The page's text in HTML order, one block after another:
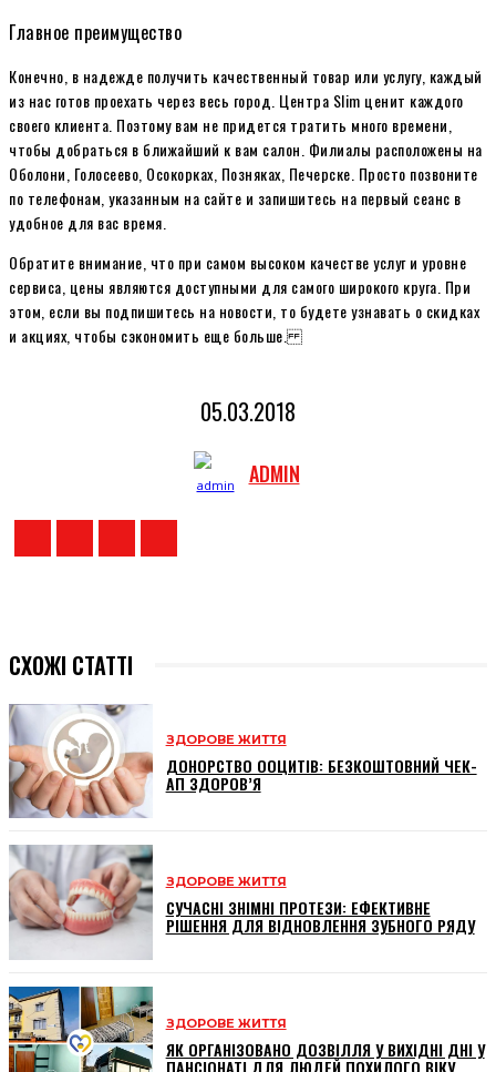
Главное преимущество
Конечно, в надежде получить качественный товар или услугу, каждый
из нас готов проехать через весь город. Центра Slim ценит каждого
своего клиента. Поэтому вам не придется тратить много времени,
чтобы добраться в ближайший к вам салон. Филиалы расположены на
Оболони, Голосеево, Осокорках, Позняках, Печерске. Просто позвоните
по телефонам, указанным на сайте и запишитесь на первый сеанс в
удобное для вас время.
Обратите внимание, что при самом высоком качестве услуг и уровне
сервиса, цены являются доступными для самого широкого круга. При
этом, если вы подпишитесь на новости, то будете узнавать о скидках
и акциях, чтобы сэкономить еще больше.
05.03.2018
ADMIN
СХОЖІ СТАТТІ
ЗДОРОВЕ ЖИТТЯ
ДОНОРСТВО ООЦИТІВ: БЕЗКОШТОВНИЙ ЧЕК-
АП ЗДОРОВ’Я
ЗДОРОВЕ ЖИТТЯ
СУЧАСНІ ЗНІМНІ ПРОТЕЗИ: ЕФЕКТИВНЕ
РІШЕННЯ ДЛЯ ВІДНОВЛЕННЯ ЗУБНОГО РЯДУ
ЗДОРОВЕ ЖИТТЯ
ЯК ОРГАНІЗОВАНО ДОЗВІЛЛЯ У ВИХІДНІ ДНІ У
ПАНСІОНАТІ ДЛЯ ЛЮДЕЙ ПОХИЛОГО ВІКУ